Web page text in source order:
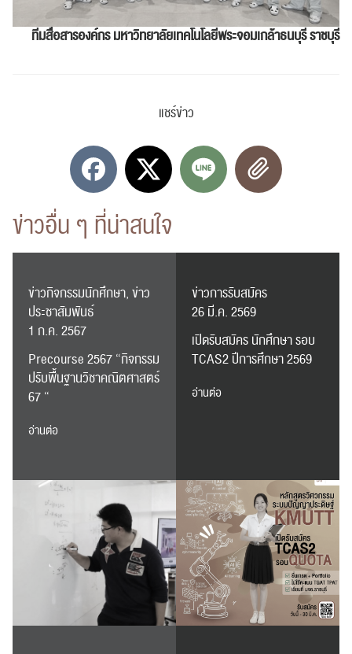
สำหรับ:
ทีมสื่อสารองค์กรมหาวิทยาลัยเทคโนโลยีพระจอมเกล้าธนบุรี ราชบุรี
แชร์ข่าว
ข่าวอื่น ๆ ที่น่าสนใจ
ข่าวกิจกรรมนักศึกษา, ข่าว
ประชาสัมพันธ์
1 ก.ค. 2567
Precourse 2567 “กิจกรรม
ปรับพื้นฐานวิชาคณิตศาสตร์
67 “
อ่านต่อ
ข่าวการรับสมัคร
26 มี.ค. 2569
เปิดรับสมัคร นักศึกษา รอบ
TCAS2 ปีการศึกษา 2569
อ่านต่อ
ส่งข่าวประชาสัมพันธ์
ส่งข่าวประชาสัมพันธ์
RC Activity